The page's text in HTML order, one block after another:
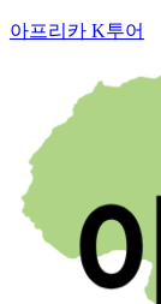
아프리카 K투어